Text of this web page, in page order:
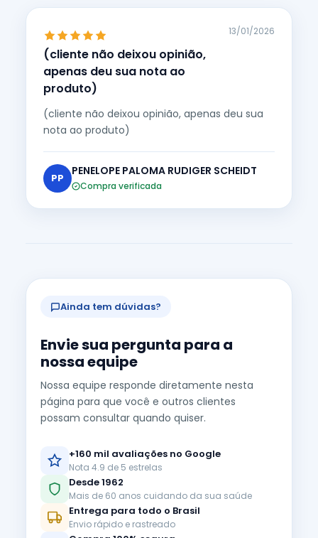
(cliente não deixou opinião,
apenas deu sua nota ao
produto)
13/01/2026
(cliente não deixou opinião, apenas deu sua
nota ao produto)
PP
PENELOPE PALOMA RUDIGER SCHEIDT
Compra verificada
Ainda tem dúvidas?
Envie sua pergunta para a
nossa equipe
Nossa equipe responde diretamente nesta
página para que você e outros clientes
possam consultar quando quiser.
+160 mil avaliações no Google
Nota 4.9 de 5 estrelas
Desde 1962
Mais de 60 anos cuidando da sua saúde
Entrega para todo o Brasil
Envio rápido e rastreado